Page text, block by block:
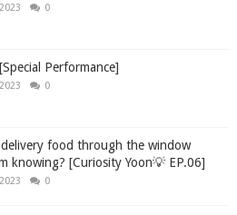
0
Performance]
0
delivery food through the window
knowing? [Curiosity Yoon💡 EP.06]
0